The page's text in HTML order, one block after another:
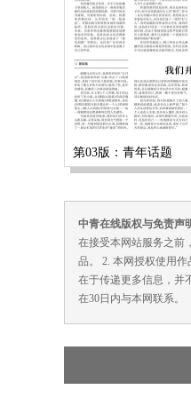
第03版：青年话题
中青在线版权与免责声
在接受本网站服务之前
品。 2. 本网授权使用
在于传递更多信息，并
在30日内与本网联系。